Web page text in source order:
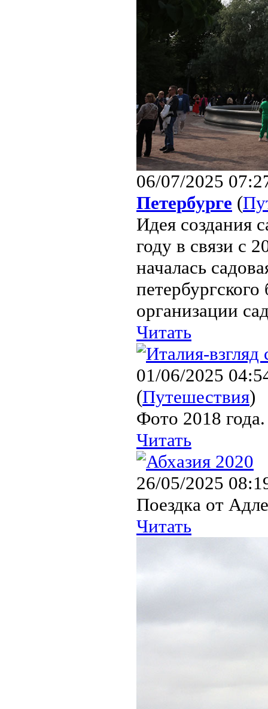
06/07/2025
Петербурге (
Идея создания
году в связи с
началась
организации
Читать
01/06/2025
(Путешествия)
Фото 2018 года.
Читать
26/05/2025
Поездка от
Читать